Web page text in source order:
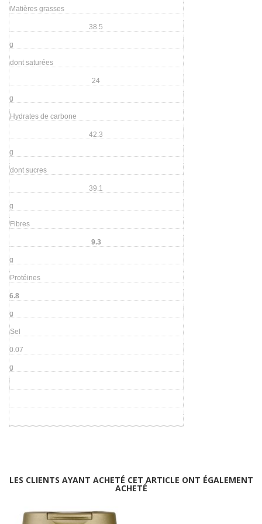
Matières grasses
38.5
g
dont saturées
24
g
Hydrates de carbone
42.3
g
dont sucres
39.1
g
Fibres
9.3
g
Protéines
6.8
g
Sel
0.07
g
LES CLIENTS AYANT ACHETÉ CET ARTICLE ONT ÉGALEMENT
ACHETÉ